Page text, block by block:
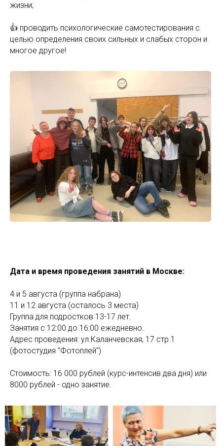
жизни;
👍 проводить психологические самотестирования с
целью определения своих сильных и слабых сторон и
многое другое!
Дата и время проведения занятий в Москве:
4 и 5 августа (группа набрана)
11 и 12 августа (осталось 3 места)
Группа для подростков 13-17 лет.
Занятия с 12:00 до 16:00 ежедневно.
Адрес проведения: ул.Каланчевская, 17 стр.1
(фотостудия "Фотоплей")
Стоимость: 16 000 рублей (курс-интенсив два дня) или
8000 рублей - одно занятие.